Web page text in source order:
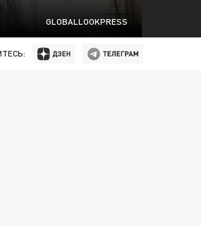
GLOBALLOOKPRESS